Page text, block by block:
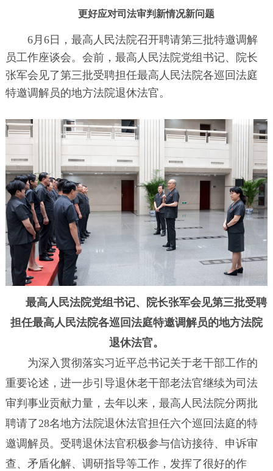
更好应对司法审判新情况新问题
6月6日，最高人民法院召开聘请第三批特邀调解
员工作座谈会。会前，最高人民法院党组书记、院长
张军会见了第三批受聘担任最高人民法院各巡回法庭
特邀调解员的地方法院退休法官。
最高人民法院党组书记、院长张军会见第三批受聘
担任最高人民法院各巡回法庭特邀调解员的地方法院
退休法官。
为深入贯彻落实习近平总书记关于老干部工作的
重要论述，进一步引导退休老干部老法官继续为司法
审判事业贡献力量，去年以来，最高人民法院分两批
聘请了28名地方法院退休法官担任六个巡回法庭的特
邀调解员。受聘退休法官积极参与信访接待、申诉审
查、矛盾化解、调研指导等工作，发挥了很好的作